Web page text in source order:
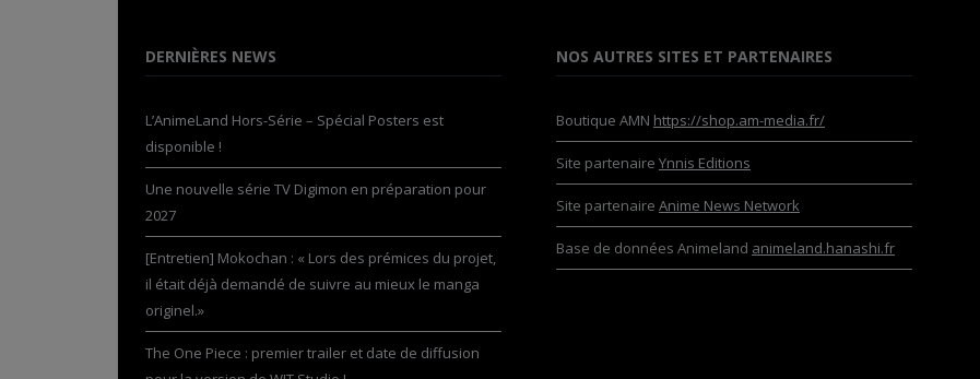
DERNIÈRES NEWS
L’AnimeLand Hors-Série – Spécial Posters est
disponible !
Une nouvelle série TV Digimon en préparation pour
2027
[Entretien] Mokochan : « Lors des prémices du projet,
il était déjà demandé de suivre au mieux le manga
originel.»
The One Piece : premier trailer et date de diffusion
NOS AUTRES SITES ET PARTENAIRES
Boutique AMN https://shop.am-media.fr/
Site partenaire Ynnis Editions
Site partenaire Anime News Network
Base de données Animeland animeland.hanashi.fr